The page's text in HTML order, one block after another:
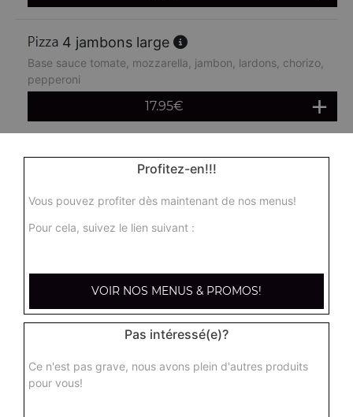
4 jambons large
Base sauce tomate, mozzarella, jambon, lardons, chorizo,
pepperoni
17.95€
boursin large
Base sauce tomate, mozzarella, viande hachée, oeuf
17.95€
Base sauce tomate, mozzarella, viande kébab, tomate
fraîches, oignons
17.95€
hannibale large
Base sauce tomate, boeuf, jambon, poulet, merguez
Profitez-en!!!
Vous pouvez profiter dès maintenant de nos menus!
Pour cela, suivez le lien suivant :
VOIR NOS MENUS & PROMOS!
Pas intéressé(e)?
Ce n'est pas grave, nous avons plein d'autres produits
pour vous!